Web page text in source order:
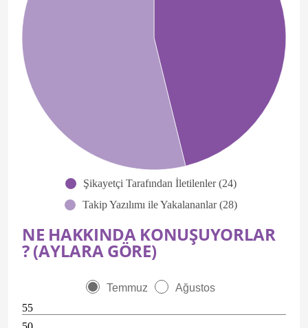
Şikayetçi Tarafından İletilenler (24)
Takip Yazılımı ile Yakalananlar (28)
NE HAKKINDA KONUŞUYORLAR
? (AYLARA GÖRE)
Temmuz
Ağustos
55